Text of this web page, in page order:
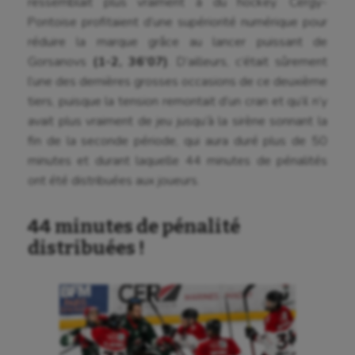
Cheerleading
Course à pied
Crossfit
Cyclisme
Equitation
Escrime
Fitness
Flag football
Football américain
Pontoise profitaient d’une supériorité numérique pour
réduire la marque grâce au lancer puissant de
Gorsanovs (1-2, 36’07) . D’ailleurs, c’était sûrement
l’une des dernières grosses occasions de ce deuxième
tiers, puisque la tension remontait d’un cran et qu’il n’y
avait plus vraiment de jeu jusqu’à la sirène sonnant la
fin de la seconde période, qui aura duré plus de 50
minutes et durant laquelle 44 minutes de pénalités
ont été distribuées aux joueurs.
44 minutes de pénalité
distribuées !